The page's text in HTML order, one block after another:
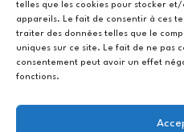
telles que les cookies pour stocker
appareils. Le fait de consentir à ces
traiter des données telles que le
uniques sur ce site. Le fait de ne pas
consentement peut avoir un effet
fonctions.
Politique de cookies (UE)